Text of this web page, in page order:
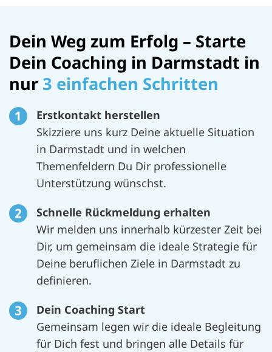
Dein Weg zum Erfolg – Starte
Dein Coaching in Darmstadt in
nur 3 einfachen Schritten
Erstkontakt herstellen
Skizziere uns kurz Deine aktuelle Situation
in Darmstadt und in welchen
Themenfeldern Du Dir professionelle
Unterstützung wünschst.
Schnelle Rückmeldung erhalten
Wir melden uns innerhalb kürzester Zeit bei
Dir, um gemeinsam die ideale Strategie für
Deine beruflichen Ziele in Darmstadt zu
definieren.
Dein Coaching Start
Gemeinsam legen wir die ideale Begleitung
für Dich fest und bringen alle Details für